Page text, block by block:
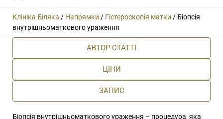
Клініка Біляка / Напрямки / Гістероскопія матки / Біопсія
внутрішньоматкового ураження
АВТОР СТАТТІ
ЦІНИ
ЗАПИС
Біопсія внутрішньоматкового ураження – процедура, яка